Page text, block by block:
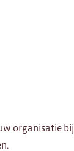
organisatie bij